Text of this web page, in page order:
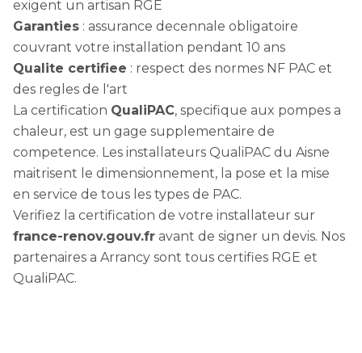
exigent un artisan RGE
Garanties : assurance decennale obligatoire
couvrant votre installation pendant 10 ans
Qualite certifiee : respect des normes NF PAC et
des regles de l'art
La certification QualiPAC, specifique aux pompes a
chaleur, est un gage supplementaire de
competence. Les installateurs QualiPAC du Aisne
maitrisent le dimensionnement, la pose et la mise
en service de tous les types de PAC.
Verifiez la certification de votre installateur sur
france-renov.gouv.fr avant de signer un devis. Nos
partenaires a Arrancy sont tous certifies RGE et
QualiPAC.